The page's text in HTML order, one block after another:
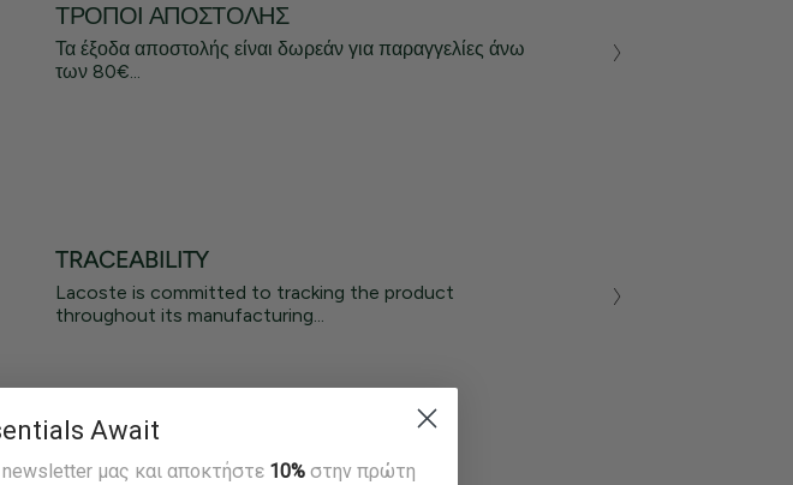
ΤΡΌΠΟΙ ΑΠΟΣΤΟΛΉΣ
Τα έξοδα αποστολής είναι δωρεάν για παραγγελίες άνω
των 80€...
TRACEABILITY
Lacoste is committed to tracking the product
throughout its manufacturing...
Await
μας και αποκτήστε 10% στην πρώτη